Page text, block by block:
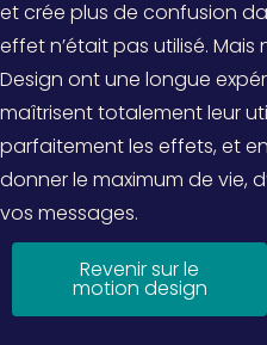
et crée plus de confusion
effet n’était pas utilisé.
Design ont une longue
maîtrisent totalement leur
parfaitement les effets, et
donner le maximum de vie,
vos messages.
Revenir sur le
motion design